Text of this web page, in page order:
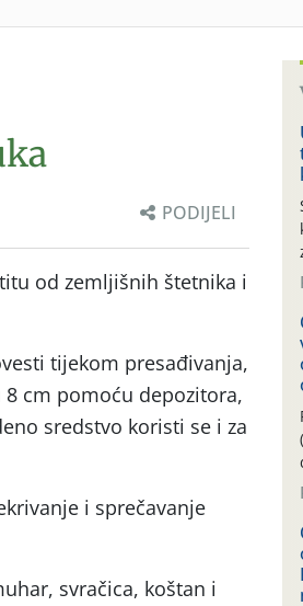
PODIJELI
od zemljišnih štetnika i
tijekom presađivanja,
cm pomoću depozitora,
sredstvo koristi se i za
i sprečavanje
svračica, koštan i